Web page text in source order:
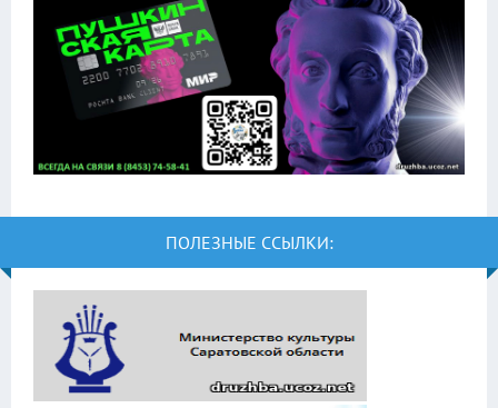
ПОЛЕЗНЫЕ ССЫЛКИ: